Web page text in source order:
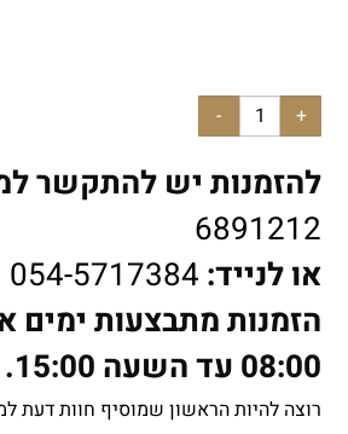
להזמנות יש להתקשר
6891212
או לנייד: 054-5717384
הזמנות מתבצעות
08:00 עד השעה 15:00.
רוצה להיות הראשון שמוסיף חוות דעת